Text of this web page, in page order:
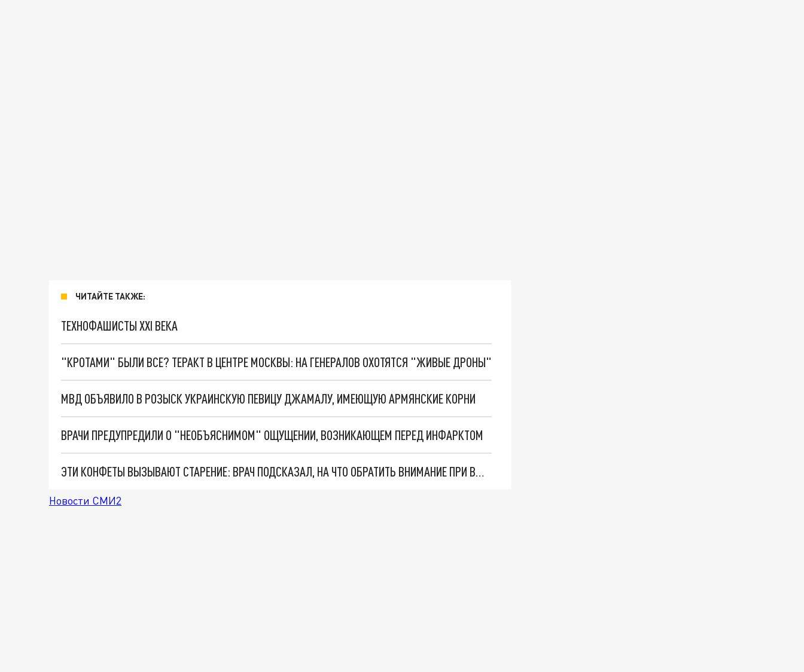
ЧИТАЙТЕ ТАКЖЕ:
ТЕХНОФАШИСТЫ XXI ВЕКА
"КРОТАМИ" БЫЛИ ВСЕ? ТЕРАКТ В ЦЕНТРЕ МОСКВЫ: НА ГЕНЕРАЛОВ ОХОТЯТСЯ "ЖИВЫЕ ДРОНЫ"
МВД ОБЪЯВИЛО В РОЗЫСК УКРАИНСКУЮ ПЕВИЦУ ДЖАМАЛУ, ИМЕЮЩУЮ АРМЯНСКИЕ КОРНИ
ВРАЧИ ПРЕДУПРЕДИЛИ О "НЕОБЪЯСНИМОМ" ОЩУЩЕНИИ, ВОЗНИКАЮЩЕМ ПЕРЕД ИНФАРКТОМ
ЭТИ КОНФЕТЫ ВЫЗЫВАЮТ СТАРЕНИЕ: ВРАЧ ПОДСКАЗАЛ, НА ЧТО ОБРАТИТЬ ВНИМАНИЕ ПРИ ВЫБОРЕ СЛАДКОГО
Новости СМИ2